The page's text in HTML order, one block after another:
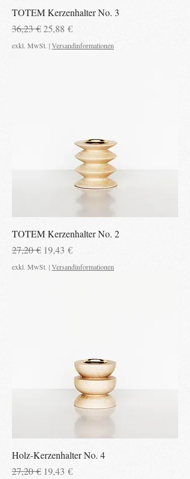
TOTEM Kerzenhalter No. 3
Standardpreis
36,23 €Sale-Preis
25,88 €
exkl. MwSt. |Versandinformationen
TOTEM Kerzenhalter No. 2
Standardpreis
27,20 € Sale-Preis
19,43 €
exkl. MwSt. |Versandinformationen
Holz-Kerzenhalter No. 4
Standardpreis
27,20 € Sale-Preis
19,43 €